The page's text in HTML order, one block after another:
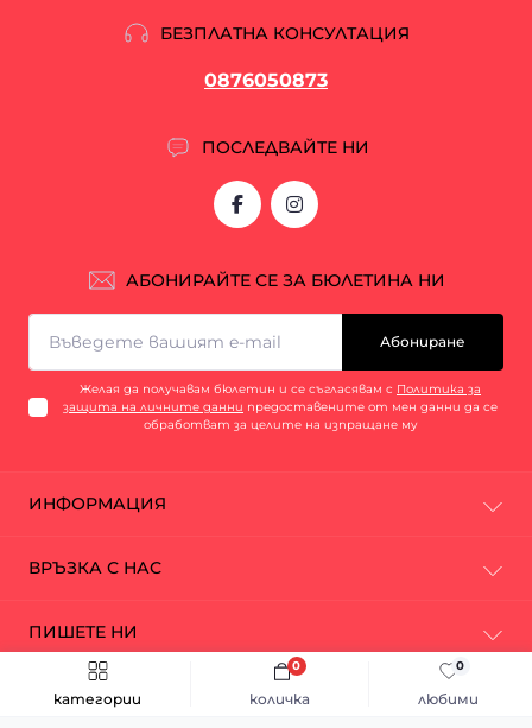
категории любими
0
количка
0
БЕЗПЛАТНА КОНСУЛТАЦИЯ
0876050873
ПОСЛЕДВАЙТЕ НИ
АБОНИРАЙТЕ СЕ ЗА БЮЛЕТИНА НИ
Абониране
Желая да получавам бюлетин и се съгласявам с Политика за
защита на личните данни предоставените от мен данни да се
обработват за целите на изпращане му
ИНФОРМАЦИЯ
Промоции
Контакти
Доставка и плащане
Условия за ползване
ВРЪЗКА С НАС
office@carshop.bg
Понеделник - петък: 09:00 - 18:00
ПИШЕТЕ НИ
Messenger
© 2026 CarShop.bg. Всички права запазени.